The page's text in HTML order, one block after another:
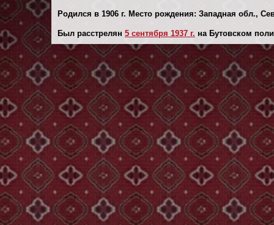
Родился в 1906 г. Место рождения: Западная обл.,
Был расстрелян 5 сентября 1937 г. на Бутовском